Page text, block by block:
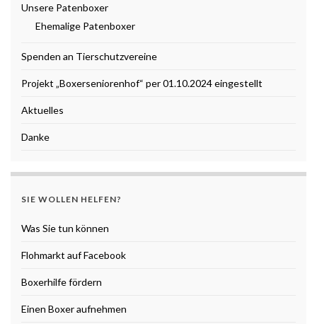
Unsere Patenboxer
Ehemalige Patenboxer
Spenden an Tierschutzvereine
Projekt „Boxerseniorenhof“ per 01.10.2024 eingestellt
Aktuelles
Danke
SIE WOLLEN HELFEN?
Was Sie tun können
Flohmarkt auf Facebook
Boxerhilfe fördern
Einen Boxer aufnehmen